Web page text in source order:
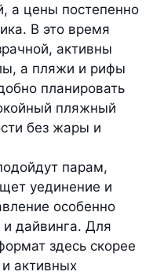
а цены постепенно
В это время
активны
а пляжи и рифы
планировать
пляжный
без жары и
парам,
уединение и
особенно
и дайвинга. Для
здесь скорее
активных